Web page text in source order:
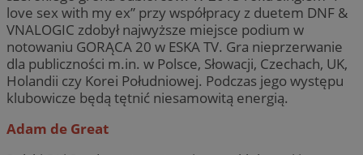
love sex with my ex” przy współpracy z duetem DNF &
VNALOGIC zdobył najwyższe miejsce podium w
notowaniu GORĄCA 20 w ESKA TV. Gra nieprzerwanie
dla publiczności m.in. w Polsce, Słowacji, Czechach, UK,
Holandii czy Korei Południowej. Podczas jego występu
klubowicze będą tętnić niesamowitą energią.
Adam de Great